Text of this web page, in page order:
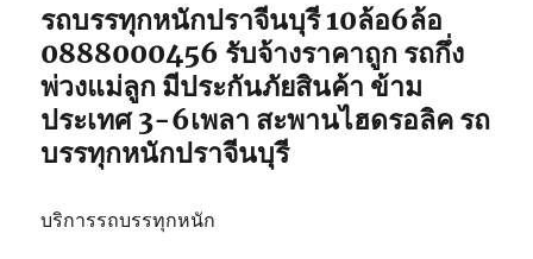
รถบรรทุกหนักปราจีนบุรี 10ล้อ6ล้อ
0888000456 รับจ้างราคาถูก รถกึ่ง
พ่วงแม่ลูก มีประกันภัยสินค้า ข้าม
ประเทศ 3-6เพลา สะพานไฮดรอลิค รถ
บรรทุกหนักปราจีนบุรี
บริการรถบรรทุกหนัก